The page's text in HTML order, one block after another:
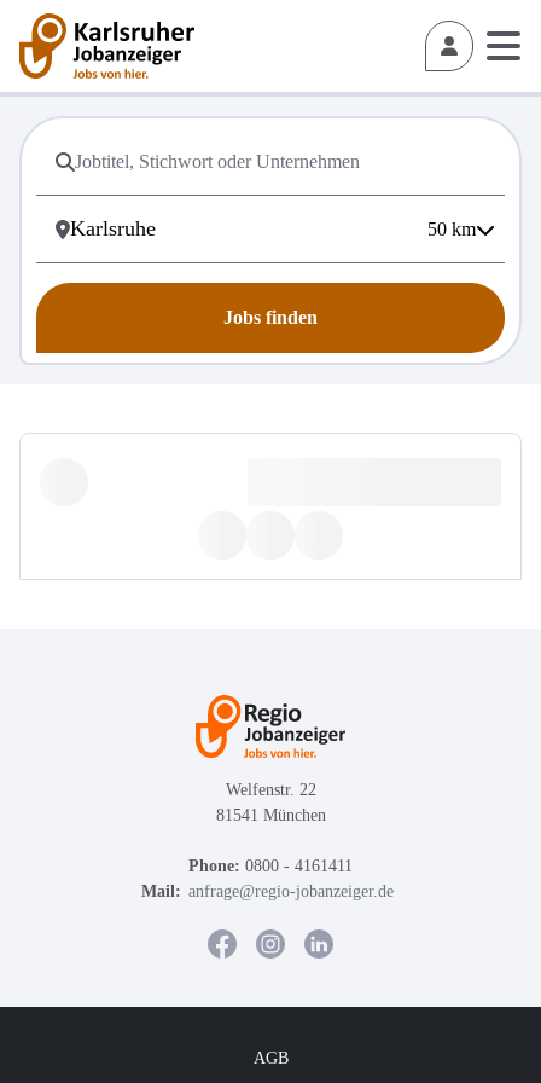
50 km
Jobs finden
Welfenstr. 22
81541 München
Phone: 0800 - 4161411
Mail: anfrage@regio-jobanzeiger.de
AGB